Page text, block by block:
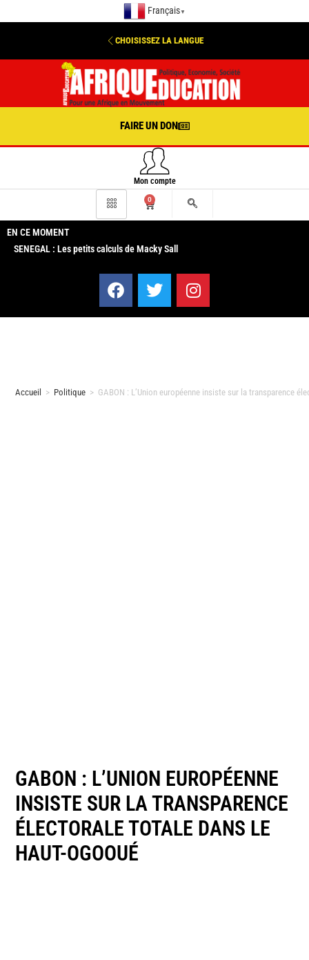
Français ▼
CHOISISSEZ LA LANGUE
FAIRE UN DON
Mon compte
0
EN CE MOMENT
SENEGAL : Les petits calculs de Macky Sall
Accueil > Politique > GABON : L’Union européenne insiste sur la transparence
GABON : L’UNION EUROPÉENNE
INSISTE SUR LA TRANSPARENCE
ÉLECTORALE TOTALE DANS LE
HAUT-OGOOUÉ